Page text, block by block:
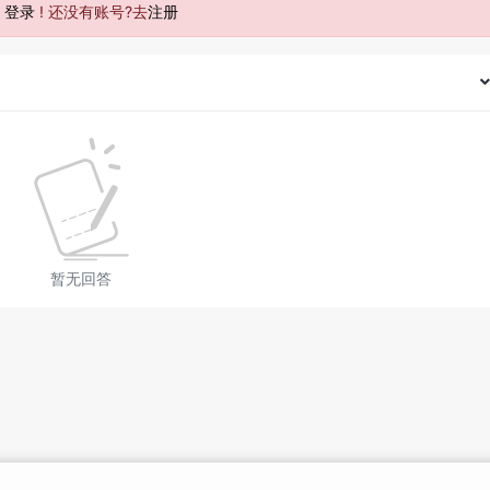
登录 ! 还没有账号?去注册
暂无回答